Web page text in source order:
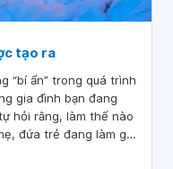
tạo ra
“bí ẩn” trong quá trình
gia đình bạn đang
hỏi rằng, làm thế nào
đứa trẻ đang làm gì